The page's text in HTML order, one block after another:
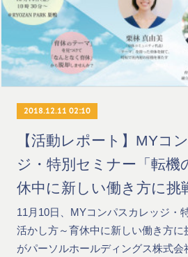
2018.12.11 02:10
【活動レポート】MYコ
ジ・特別セミナー「転機
休中に新しい働き方に挑
～」
11月10日、MYコンパスカレッジ・
活かし方～育休中に新しい働き方に
がパーソルホールディングス株式